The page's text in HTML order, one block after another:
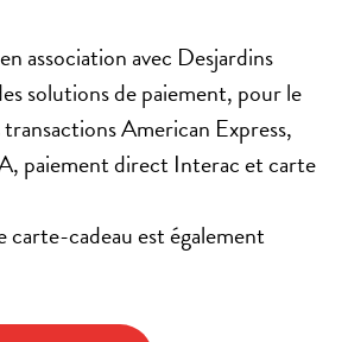
association avec Desjardins
solutions de paiement, pour le
American Express,
paiement direct Interac et carte
carte-cadeau est également